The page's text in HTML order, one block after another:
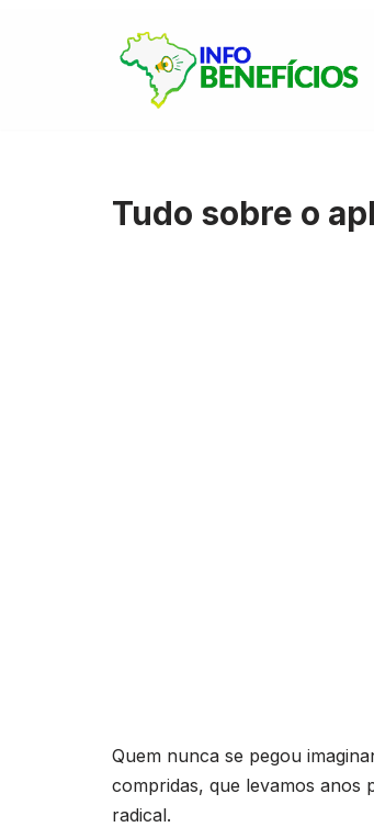
Tudo sobre o
Quem nunca se pegou
compridas, que levamos anos
radical.